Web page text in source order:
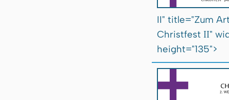
II" title="Zum
Christfest II"
height="135">